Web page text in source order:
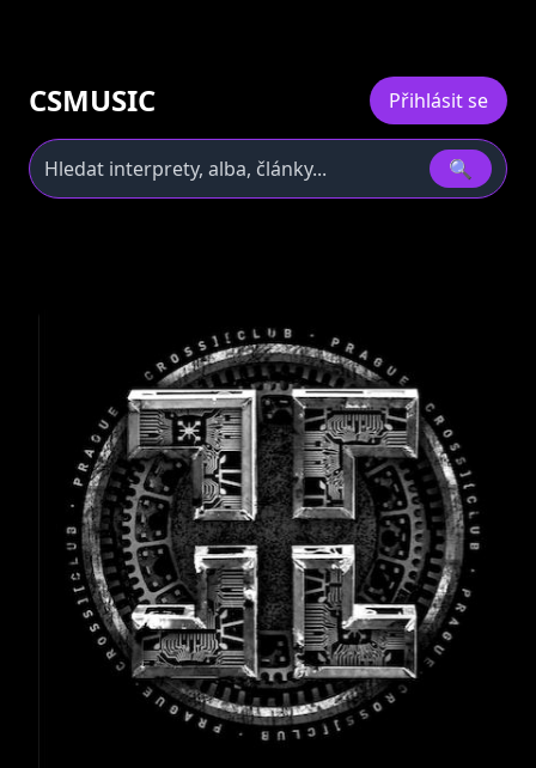
CSMUSIC Přihlásit se
🔍